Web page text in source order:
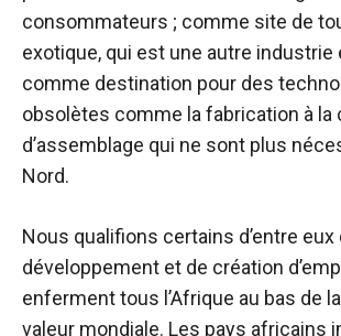
consommateurs ; comme site de
exotique, qui est une autre industrie
comme destination pour des
obsolètes comme la fabrication à la
d’assemblage qui ne sont plus
Nord.
Nous qualifions certains d’entre eux
développement et de création
enferment tous l’Afrique au bas de
valeur mondiale. Les pays africains